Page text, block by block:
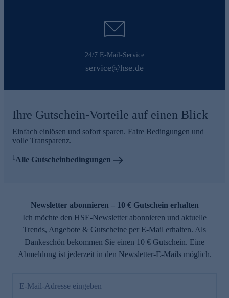
24/7 E-Mail-Service
service@hse.de
Ihre Gutschein-Vorteile auf einen Blick
Einfach einlösen und sofort sparen. Faire Bedingungen und
volle Transparenz.
1Alle Gutscheinbedingungen
Newsletter abonnieren – 10 € Gutschein erhalten
Ich möchte den HSE-Newsletter abonnieren und aktuelle
Trends, Angebote & Gutscheine per E-Mail erhalten. Als
Dankeschön bekommen Sie einen 10 € Gutschein. Eine
Abmeldung ist jederzeit in den Newsletter-E-Mails möglich.
E-Mail-Adresse eingeben